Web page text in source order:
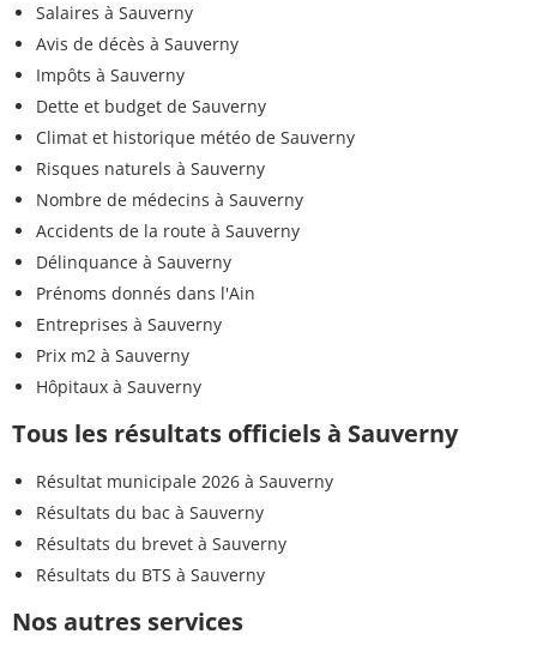
Salaires à Sauverny
Avis de décès à Sauverny
Impôts à Sauverny
Dette et budget de Sauverny
Climat et historique météo de Sauverny
Risques naturels à Sauverny
Nombre de médecins à Sauverny
Accidents de la route à Sauverny
Délinquance à Sauverny
Prénoms donnés dans l'Ain
Entreprises à Sauverny
Prix m2 à Sauverny
Hôpitaux à Sauverny
Tous les résultats officiels à Sauverny
Résultat municipale 2026 à Sauverny
Résultats du bac à Sauverny
Résultats du brevet à Sauverny
Résultats du BTS à Sauverny
Nos autres services